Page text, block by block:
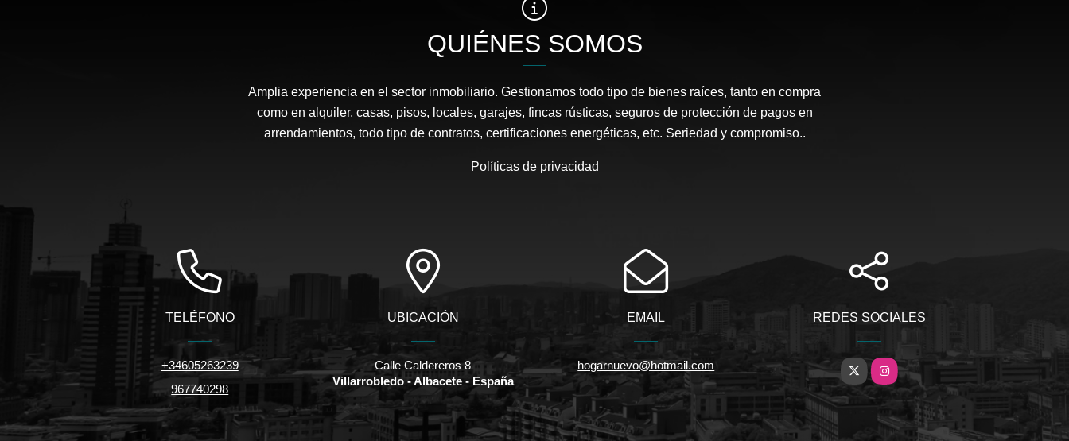
QUIÉNES SOMOS
Amplia experiencia en el sector inmobiliario. Gestionamos todo tipo de bienes raíces, tanto en compra
como en alquiler, casas, pisos, locales, garajes, fincas rústicas, seguros de protección de pagos en
arrendamientos, todo tipo de contratos, certificaciones energéticas, etc. Seriedad y compromiso..
Políticas de privacidad
TELÉFONO
+34605263239
967740298
UBICACIÓN
Calle Caldereros 8
Villarrobledo - Albacete - España
EMAIL
hogarnuevo@hotmail.com
REDES SOCIALES
X Instagram